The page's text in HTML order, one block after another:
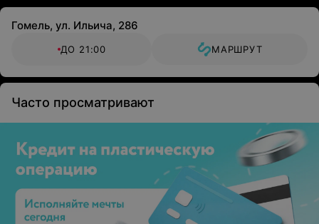
Гомель, ул. Ильича, 286
ДО 21:00 МАРШРУТ
Часто просматривают